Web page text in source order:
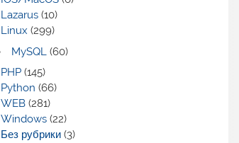
Lazarus(10)
Linux (299)
MySQL(60)
PHP(145)
Python (66)
WEB(281)
Windows(22)
Без рубрики(3)